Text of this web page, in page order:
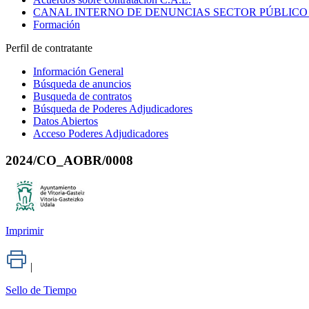
CANAL INTERNO DE DENUNCIAS SECTOR
Formación
Perfil de contratante
Información General
Búsqueda de anuncios
Busqueda de contratos
Búsqueda de Poderes Adjudicadores
Datos Abiertos
Acceso Poderes Adjudicadores
2024/CO_AOBR/0008
Imprimir
|
Sello de Tiempo